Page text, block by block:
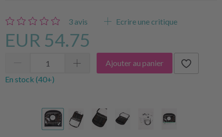
3 avis Ecrire une critique
EUR 54.75
Ajouter au panier
En stock (40+)